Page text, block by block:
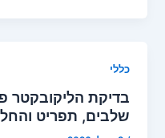
כללי
בדיקת הליקובקטר
שלבים, תפריט